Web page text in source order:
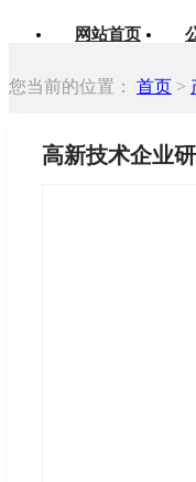
网站首页
您当前的位置： 首页 >
高新技术企业